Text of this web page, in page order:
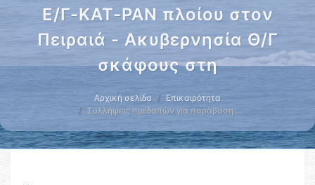
Ε/Γ-ΚΑΤ-ΡΑΝ πλοίου στον
Πειραιά - Ακυβερνησία Θ/Γ
σκάφους στη
Αρχική σελίδα
Επικαιρότητα
Συλλήψεις ημεδαπών για παράβαση …